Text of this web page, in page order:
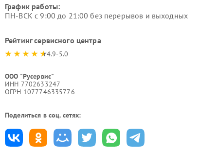
График работы:
ПН-ВСК с 9:00 до 21:00 без перерывов и выходных
Рейтинг сервисного центра
4.9-5.0
ООО "Русервис"
ИНН 7702633247
ОГРН 1077746335776
Поделиться в соц. сетях: